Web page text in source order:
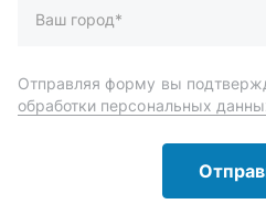
Автозапчасти и комплектующие